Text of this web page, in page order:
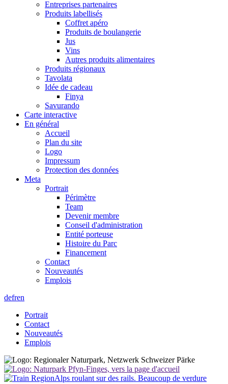
Entreprises partenaires
Produits labellisés
Coffret apéro
Produits de boulangerie
Jus
Vins
Autres produits alimentaires
Produits régionaux
Tavolata
Idée de cadeau
Finya
Savurando
Carte interactive
En général
Accueil
Plan du site
Logo
Impressum
Protection des données
Meta
Portrait
Périmètre
Team
Devenir membre
Conseil d'administration
Entité porteuse
Histoire du Parc
Financement
Contact
Nouveautés
Emplois
defren
Portrait
Contact
Nouveautés
Emplois